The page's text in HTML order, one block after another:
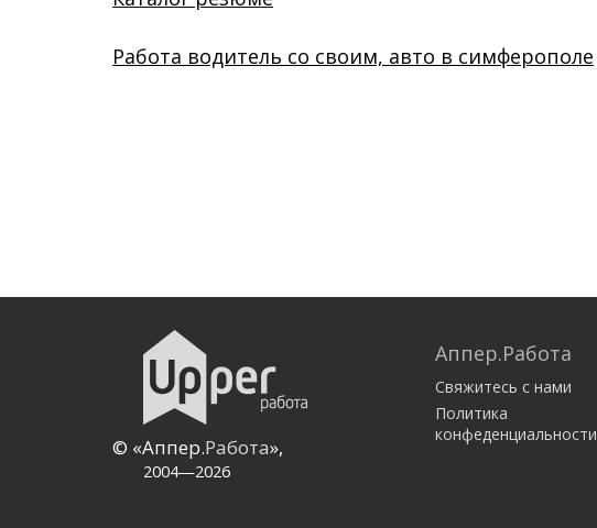
Работа водитель со своим, авто в симферополе
Аппер.Работа
Свяжитесь с нами
Политика
конфеденциальности
© «Аппер.Работа»,
2004—2026